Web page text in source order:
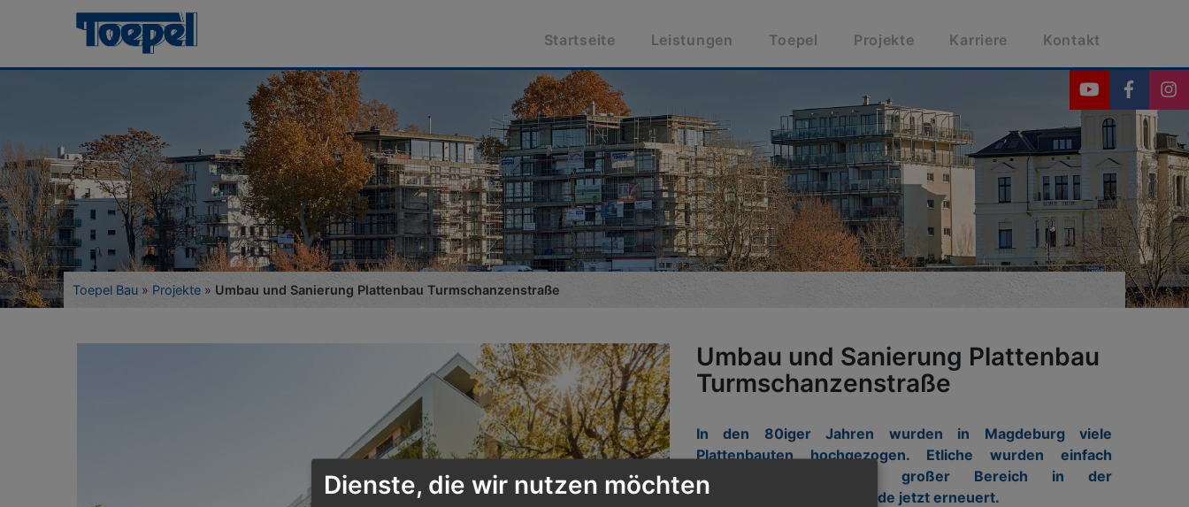
Startseite Leistungen Toepel Projekte Karriere Kontakt
Toepel Bau » Projekte » Umbau und Sanierung Plattenbau Turmschanzenstraße
Umbau und Sanierung Plattenbau
Turmschanzenstraße
In den 80iger Jahren wurden in Magdeburg viele
Plattenbauten hochgezogen. Etliche wurden einfach
abgerissen doch ein großer Bereich in der
Turmschanzenstraße wurde jetzt erneuert.
Dienste, die wir nutzen möchten